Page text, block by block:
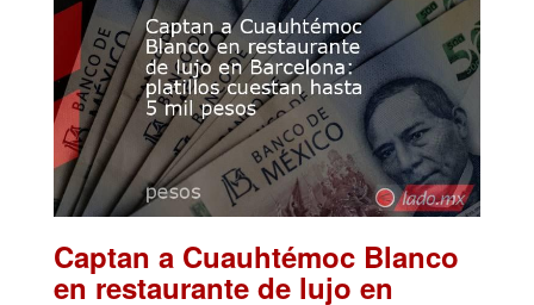
Captan a Cuauhtémoc Blanco
en restaurante de lujo en